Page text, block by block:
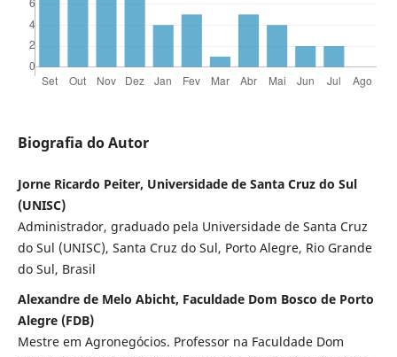
Biografia do Autor
Jorne Ricardo Peiter, Universidade de Santa Cruz do Sul
(UNISC)
Administrador, graduado pela Universidade de Santa Cruz
do Sul (UNISC), Santa Cruz do Sul, Porto Alegre, Rio Grande
do Sul, Brasil
Alexandre de Melo Abicht, Faculdade Dom Bosco de Porto
Alegre (FDB)
Mestre em Agronegócios. Professor na Faculdade Dom